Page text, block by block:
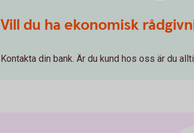
Vill du ha ekonomisk
Kontakta din bank. Är du kund hos oss är du